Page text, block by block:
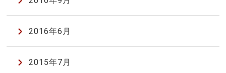
2016年6月
2015年7月